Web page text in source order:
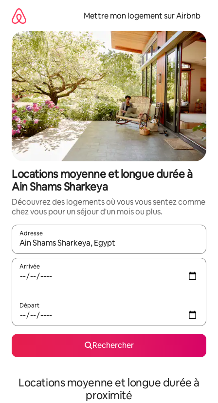
directement
contenu
Mettre mon logement sur Airbnb
Locations moyenne et longue durée à
Ain Shams Sharkeya
Découvrez des logements où vous vous sentez comme
chez vous pour un séjour d'un mois ou plus.
Adresse
Lorsque les résultats s'affichent, utilisez les flèches vers le
Arrivée
Départ
Rechercher
Locations moyenne et longue durée à
proximité